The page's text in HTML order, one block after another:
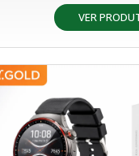
VER